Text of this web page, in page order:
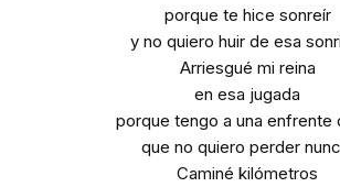
porque te hice sonreír
y no quiero huir de esa
Arriesgué mi reina
en esa jugada
porque tengo a una enfrente
que no quiero perder
Caminé kilómetros